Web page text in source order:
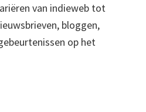
van indieweb tot
bloggen,
op het